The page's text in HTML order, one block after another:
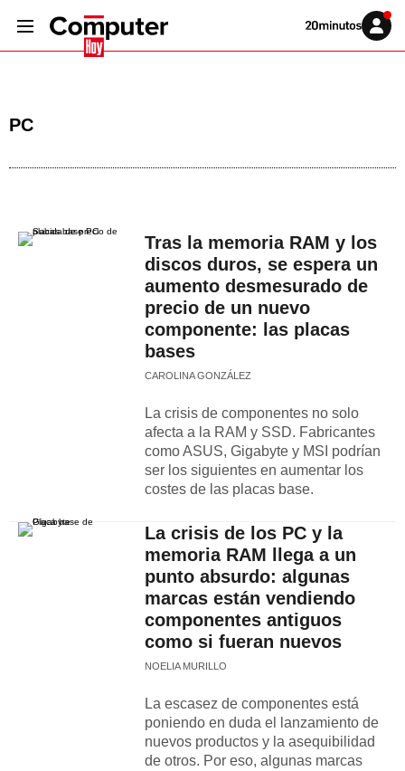
Volver
Iniciar
sesión
PC
Tras la memoria RAM y los
discos duros, se espera un
aumento desmesurado de
precio de un nuevo
componente: las placas
bases
CAROLINA GONZÁLEZ
La crisis de componentes no solo
afecta a la RAM y SSD. Fabricantes
como ASUS, Gigabyte y MSI podrían
ser los siguientes en aumentar los
costes de las placas base.
La crisis de los PC y la
memoria RAM llega a un
punto absurdo: algunas
marcas están vendiendo
componentes antiguos
como si fueran nuevos
NOELIA MURILLO
La escasez de componentes está
poniendo en duda el lanzamiento de
nuevos productos y la asequibilidad
de otros. Por eso, algunas marcas